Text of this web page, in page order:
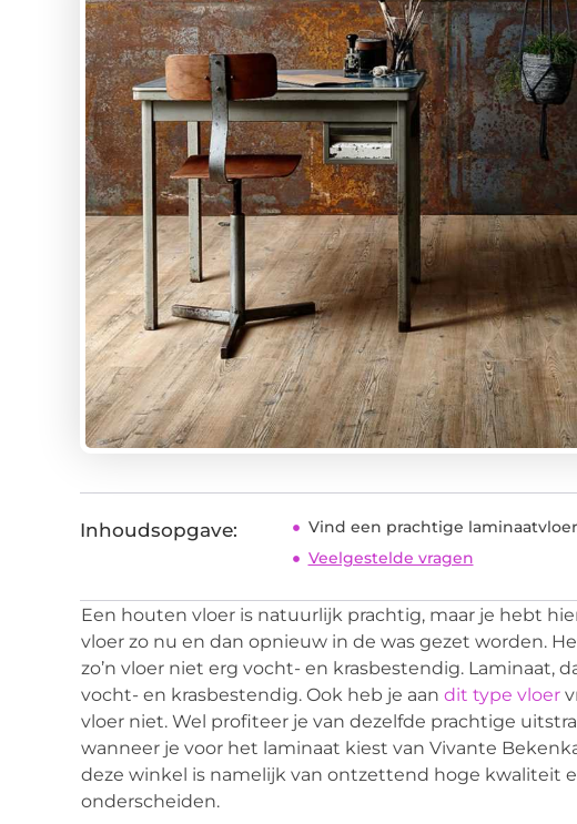
Inhoudsopgave:
Vind een prachtige
Veelgestelde vragen
Een houten vloer is natuurlijk prachtig, maar je hebt
vloer zo nu en dan opnieuw in de was gezet worden.
zo’n vloer niet erg vocht- en krasbestendig. Laminaat,
vocht- en krasbestendig. Ook heb je aan dit type vloer
vloer niet. Wel profiteer je van dezelfde prachtige
wanneer je voor het laminaat kiest van Vivante
deze winkel is namelijk van ontzettend hoge kwaliteit
onderscheiden.